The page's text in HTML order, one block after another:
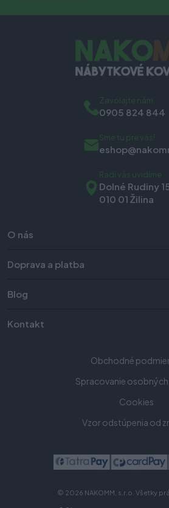
O nás
Doprava a platba
Blog
Kontakt
Obchodné
Spracovanie
Cookies
Vzor odstúpenia od
Zavolajte nám
0905 824 844
Sme tu pre vás!
Radi vás uvidíme
Dolné Rudiny
010 01 Žilina
© 2026 NAKOMM, s.r.o. Všetky